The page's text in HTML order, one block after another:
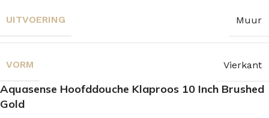
UITVOERING Muur
VORM Vierkant
Aquasense Hoofddouche Klaproos 10 Inch Brushed
Gold